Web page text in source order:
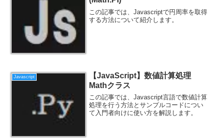
この記事では、Javascriptで円周率を取得
する方法について紹介します。
Javascript
【JavaScript】数値計算処理
Mathクラス
この記事では、Javascript言語で数値計算
処理を行う方法とサンプルコードについ
て入門者向けに使い方を解説します。